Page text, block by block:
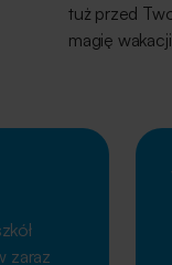
tuż przed
magię
zaraz